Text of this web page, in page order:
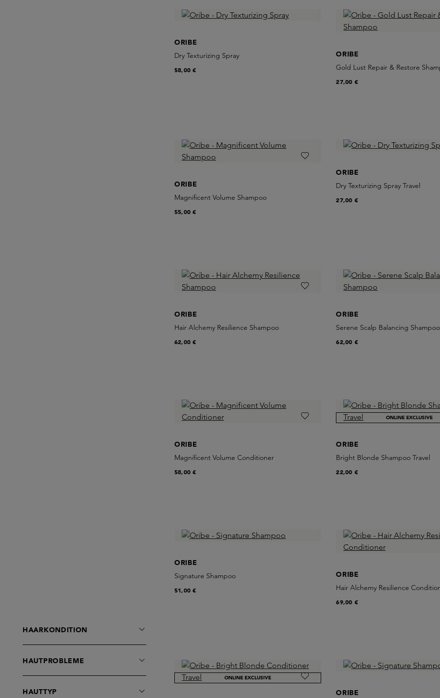
HAARKONDITION
HAUTPROBLEME
HAUTTYP
ORIBE
Dry Texturizing Spray
58,00 €
ORIBE
Gold Lust Repair & Restore
27,00 €
ORIBE
Magnificent Volume Shampoo
55,00 €
ORIBE
Dry Texturizing Spray Travel
27,00 €
ORIBE
Hair Alchemy Resilience Shampoo
62,00 €
ORIBE
Serene Scalp Balancing Shampoo
62,00 €
ORIBE
Magnificent Volume Conditioner
58,00 €
ONLINE EXCLUSIVE
ORIBE
Bright Blonde Shampoo Travel
22,00 €
ORIBE
Signature Shampoo
51,00 €
ORIBE
Hair Alchemy Resilience
69,00 €
ONLINE EXCLUSIVE
ORIBE